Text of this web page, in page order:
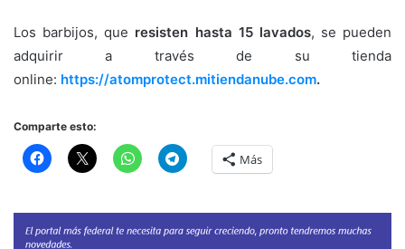
Los barbijos, que resisten hasta 15 lavados, se pueden
adquirir a través de su tienda
online: https://atomprotect.mitiendanube.com.
Comparte esto:
Más